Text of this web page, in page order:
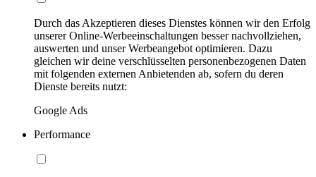
Durch das Akzeptieren dieses Dienstes können wir den Erfolg
unserer Online-Werbeeinschaltungen besser nachvollziehen,
auswerten und unser Werbeangebot optimieren. Dazu
gleichen wir deine verschlüsselten personenbezogenen Daten
mit folgenden externen Anbietenden ab, sofern du deren
Dienste bereits nutzt:
Google Ads
Performance